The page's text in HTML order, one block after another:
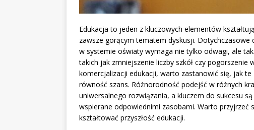
Edukacja to jeden z kluczowych elementów
zawsze gorącym tematem dyskusji.
w systemie oświaty wymaga nie tylko odwagi, ale
takich jak zmniejszenie liczby szkół czy pogorszenie
komercjalizacji edukacji, warto zastanowić się, jak te
równość szans. Różnorodność podejść w różnych
uniwersalnego rozwiązania, a kluczem do sukcesu
wspierane odpowiednimi zasobami. Warto
kształtować przyszłość edukacji.